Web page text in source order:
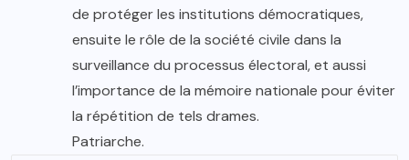
de protéger les institutions démocratiques,
ensuite le rôle de la société civile dans la
surveillance du processus électoral, et aussi
l’importance de la mémoire nationale pour éviter
la répétition de tels drames.
Patriarche.